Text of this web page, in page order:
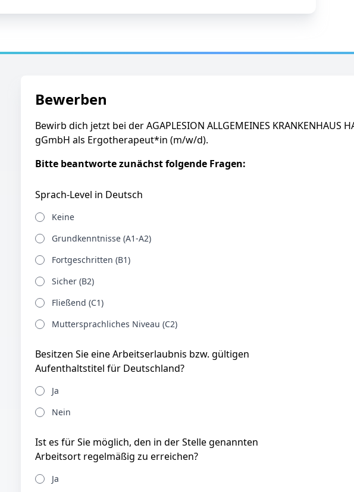
Bewerben
Bewirb dich jetzt bei der AGAPLESION ALLGEMEINES KRANKENHAUS
gGmbH als Ergotherapeut*in (m/w/d).
Bitte beantworte zunächst folgende Fragen:
Sprach-Level in Deutsch
Keine
Grundkenntnisse (A1-A2)
Fortgeschritten (B1)
Sicher (B2)
Fließend (C1)
Muttersprachliches Niveau (C2)
Besitzen Sie eine Arbeitserlaubnis bzw. gültigen
Aufenthaltstitel für Deutschland?
Ja
Nein
Ist es für Sie möglich, den in der Stelle genannten
Arbeitsort regelmäßig zu erreichen?
Ja